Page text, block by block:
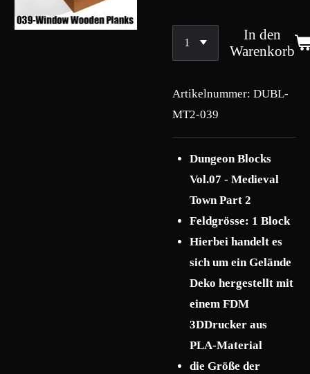
In den
Warenkorb
Artikelnummer: DUBL-
MT2-039
Dungeon Blocks
Vol.07 - Medieval
Town Part 2
Feldgrösse: 1 Block
Hierbei handelt es
sich um ein Gelände
Deko hergestellt mit
einem FDM
3DDrucker aus
PLA-Material
die Größe der